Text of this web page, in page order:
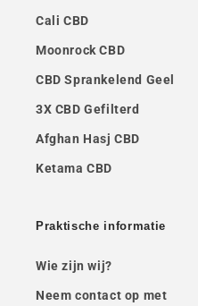
Cali CBD
Moonrock CBD
CBD Sprankelend Geel
3X CBD Gefilterd
Afghan Hasj CBD
Ketama CBD
Praktische informatie
Wie zijn wij?
Neem contact op met